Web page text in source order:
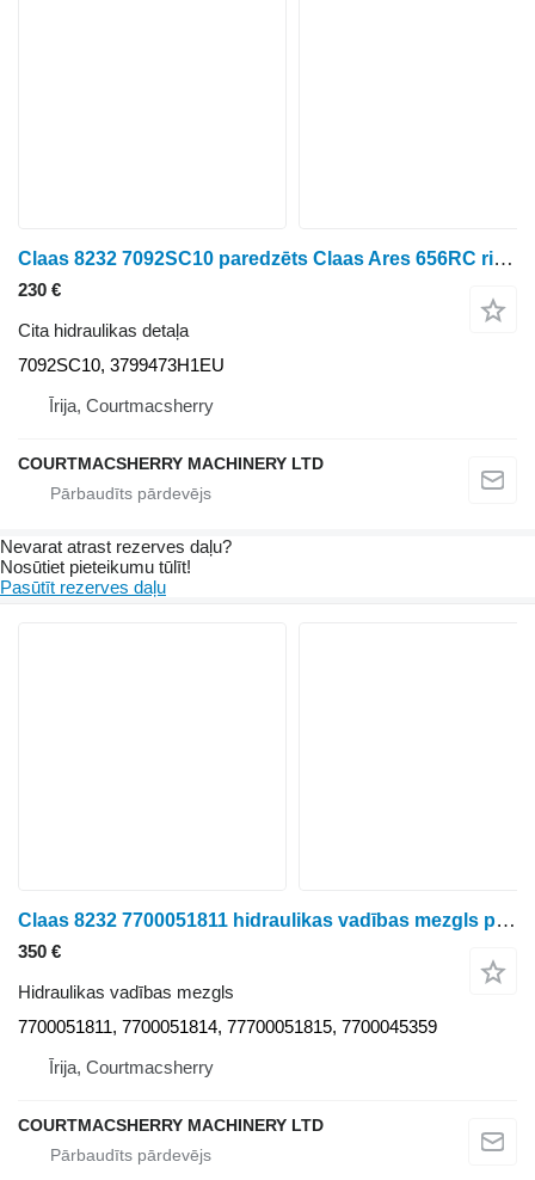
Claas 8232 7092SC10 paredzēts Claas Ares 656RC riteņtraktora
230 €
Cita hidraulikas detaļa
7092SC10, 3799473H1EU
Īrija, Courtmacsherry
COURTMACSHERRY MACHINERY LTD
Nevarat atrast rezerves daļu?
Nosūtiet pieteikumu tūlīt!
Pasūtīt rezerves daļu
Claas 8232 7700051811 hidraulikas vadības mezgls paredzēts Claas Ares 656RC riteņtraktora
350 €
Hidraulikas vadības mezgls
7700051811, 7700051814, 77700051815, 7700045359
Īrija, Courtmacsherry
COURTMACSHERRY MACHINERY LTD